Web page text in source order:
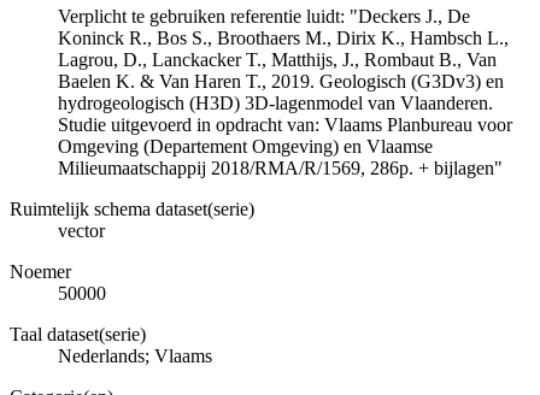
Verplicht te gebruiken referentie luidt: "Deckers J., De
Koninck R., Bos S., Broothaers M., Dirix K., Hambsch L.,
Lagrou, D., Lanckacker T., Matthijs, J., Rombaut B., Van
Baelen K. & Van Haren T., 2019. Geologisch (G3Dv3) en
hydrogeologisch (H3D) 3D-lagenmodel van Vlaanderen.
Studie uitgevoerd in opdracht van: Vlaams Planbureau voor
Omgeving (Departement Omgeving) en Vlaamse
Milieumaatschappij 2018/RMA/R/1569, 286p. + bijlagen"
Ruimtelijk schema dataset(serie)
vector
Noemer
50000
Taal dataset(serie)
Nederlands; Vlaams